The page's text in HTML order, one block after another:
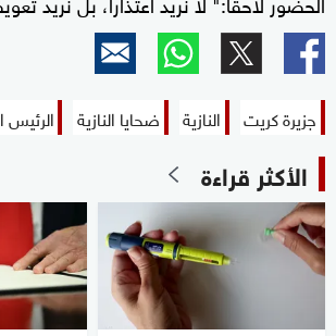
جزيرة كريت النازية ضحايا النازية الرئيس
الأكثر قراءة